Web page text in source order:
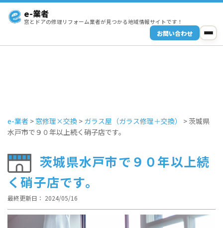
e-業者
窓とドアの修理リフォーム業者が見つかる地域情報サイトです！
お問い合わせ
e-業者 > 窓修理×交換 > ガラス屋（ガラス修理＋交換） > 茨城県
水戸市で９０年以上続く硝子店です。
茨城県水戸市で９０年以上続
く硝子店です。
最終更新日： 2024/05/16